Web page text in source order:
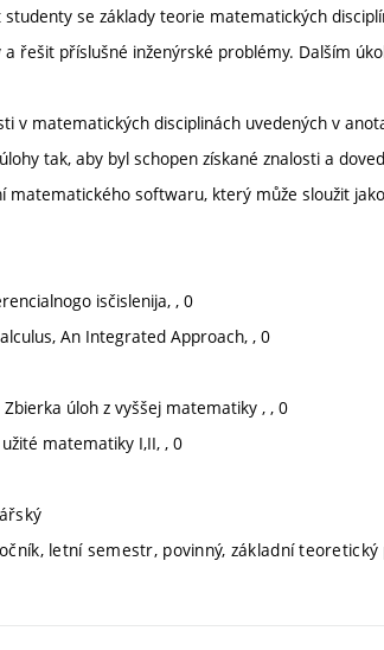
se základy teorie matematických
řešit příslušné inženýrské problémy. Dalším
v matematických disciplinách uvedených v
tak, aby byl schopen získané znalosti a
matematického softwaru, který může sloužit
isčislenija, , 0
An Integrated Approach, , 0
Zbierka úloh z vyššej matematiky , , 0
matematiky I,II, , 0
letní semestr, povinný, základní